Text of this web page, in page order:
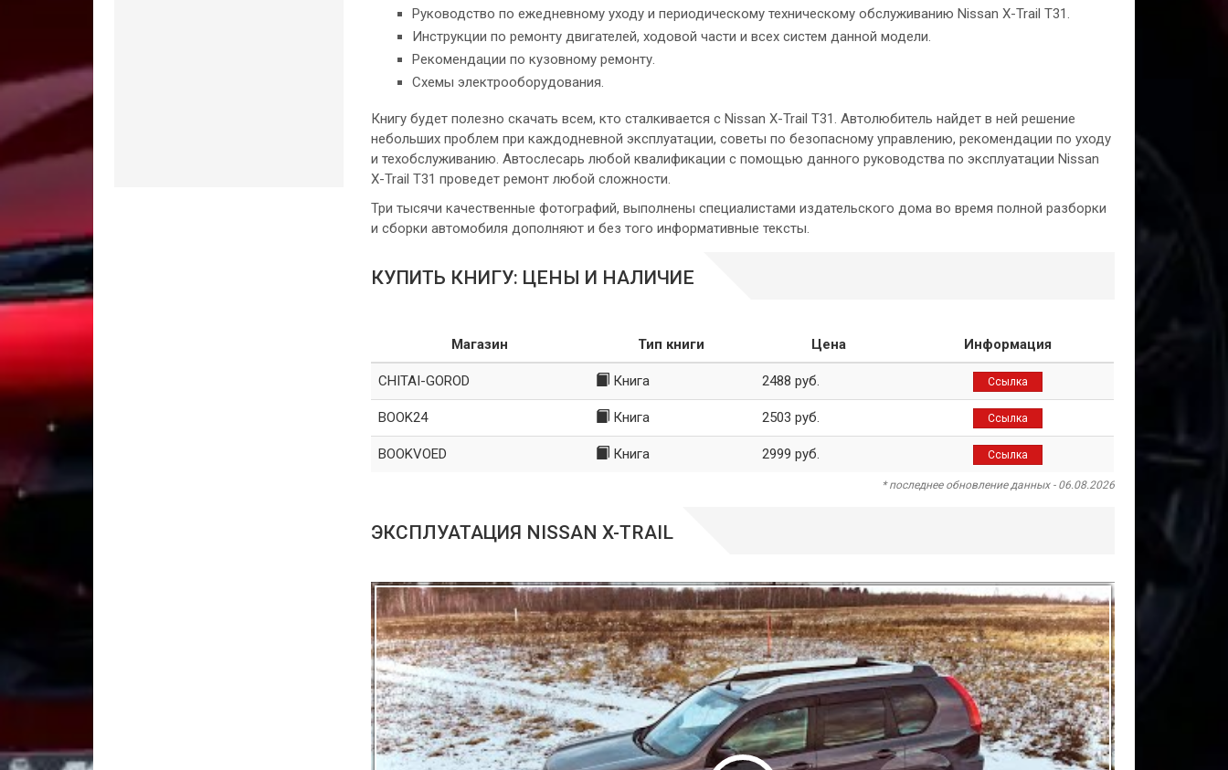
Руководство по ежедневному уходу и периодическому техническому обслуживанию Nissan X-Trail T31.
Инструкции по ремонту двигателей, ходовой части и всех систем данной модели.
Рекомендации по кузовному ремонту.
Схемы электрооборудования.
Книгу будет полезно скачать всем, кто сталкивается с Nissan X-Trail T31. Автолюбитель найдет в ней решение
небольших проблем при каждодневной эксплуатации, советы по безопасному управлению, рекомендации по уходу
и техобслуживанию. Автослесарь любой квалификации с помощью данного руководства по эксплуатации Nissan
X-Trail T31 проведет ремонт любой сложности.
Три тысячи качественные фотографий, выполнены специалистами издательского дома во время полной разборки
и сборки автомобиля дополняют и без того информативные тексты.
КУПИТЬ КНИГУ: ЦЕНЫ И НАЛИЧИЕ
Магазин Тип книги Цена Информация
CHITAI-GOROD Книга 2488 руб. Ссылка
BOOK24 Книга 2503 руб. Ссылка
BOOKVOED Книга 2999 руб. Ссылка
* последнее обновление данных - 06.08.2026
ЭКСПЛУАТАЦИЯ NISSAN X-TRAIL